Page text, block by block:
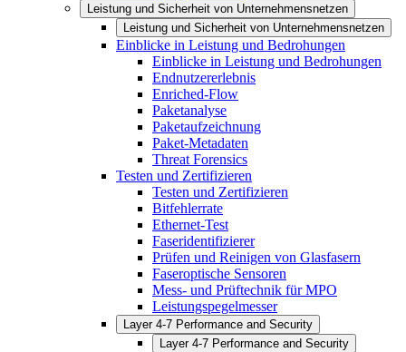
Leistung und Sicherheit von Unternehmensnetzen
Leistung und Sicherheit von Unternehmensnetzen
Einblicke in Leistung und Bedrohungen
Einblicke in Leistung und Bedrohungen
Endnutzererlebnis
Enriched-Flow
Paketanalyse
Paketaufzeichnung
Paket-Metadaten
Threat Forensics
Testen und Zertifizieren
Testen und Zertifizieren
Bitfehlerrate
Ethernet-Test
Faseridentifizierer
Prüfen und Reinigen von Glasfasern
Faseroptische Sensoren
Mess- und Prüftechnik für MPO
Leistungspegelmesser
Layer 4-7 Performance and Security
Layer 4-7 Performance and Security